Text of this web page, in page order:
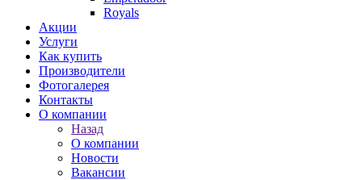
Royals
Акции
Услуги
Как купить
Производители
Фотогалерея
Контакты
О компании
Назад
О компании
Новости
Вакансии